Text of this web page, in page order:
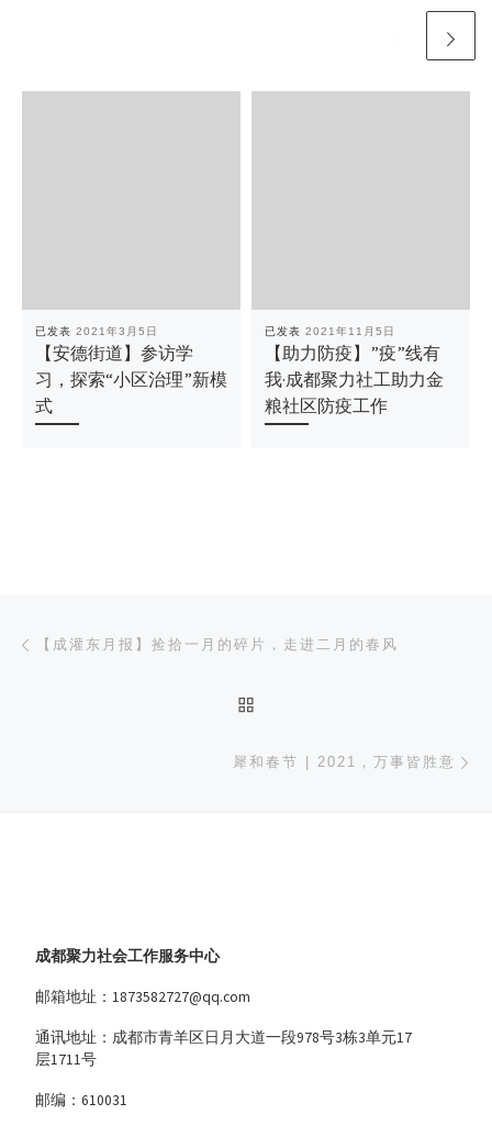
已发表 2021年3月5日
【安德街道】参访学
习，探索“小区治理”新模
式
已发表 2021年11月5日
【助力防疫】”疫”线有
我·成都聚力社工助力金
粮社区防疫工作
文章导航
【成灌东月报】捡拾一月的碎片，走进二月的春风
犀和春节 | 2021，万事皆胜意
成都聚力社会工作服务中心
邮箱地址：1873582727@qq.com
通讯地址：成都市青羊区日月大道一段978号3栋3单元17
层1711号
邮编：610031